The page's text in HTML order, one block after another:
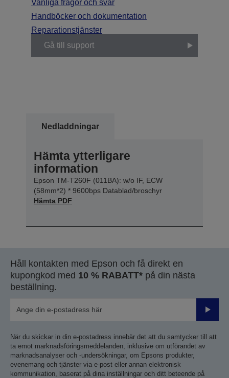
Vanliga frågor och svar
Handböcker och dokumentation
Reparationstjänster
Gå till support
Nedladdningar
Hämta ytterligare
information
Epson TM-T260F (011BA): w/o IF, ECW
(58mm*2) * 9600bps Datablad/broschyr
Hämta PDF
Håll kontakten med Epson och få direkt en
kupongkod med 10 % RABATT* på din nästa
beställning.
Skicka
När du skickar in din e-postadress innebär det att du samtycker till att
ta emot marknadsföringsmeddelanden, inklusive om utförandet av
marknadsanalyser och -undersökningar, om Epsons produkter,
evenemang och tjänster via e-post eller annan elektronisk
kommunikation, baserat på dina inställningar och ditt beteende på